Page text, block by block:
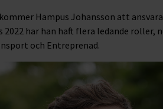
Hampus Johansson att
2022 har han haft flera ledande roller,
och Entreprenad.